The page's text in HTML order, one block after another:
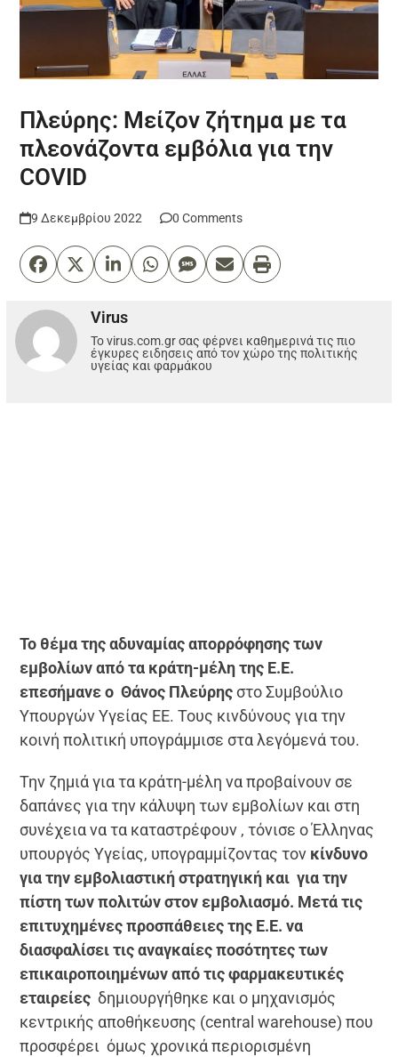
Πλεύρης: Μείζον ζήτημα με τα
πλεονάζοντα εμβόλια για την
COVID
9 Δεκεμβρίου 2022 0 Comments
Virus
Το virus.com.gr σας φέρνει καθημερινά τις πιο
έγκυρες ειδησεις από τον χώρο της πολιτικής
υγείας και φαρμάκου
Το θέμα της αδυναμίας απορρόφησης των
εμβολίων από τα κράτη-μέλη της Ε.Ε.
επεσήμανε ο Θάνος Πλεύρης στο Συμβούλιο
Υπουργών Υγείας ΕΕ. Τους κινδύνους για την
κοινή πολιτική υπογράμμισε στα λεγόμενά του.
Την ζημιά για τα κράτη-μέλη να προβαίνουν σε
δαπάνες για την κάλυψη των εμβολίων και στη
συνέχεια να τα καταστρέφουν , τόνισε ο Έλληνας
υπουργός Υγείας, υπογραμμίζοντας τον κίνδυνο
για την εμβολιαστική στρατηγική και για την
πίστη των πολιτών στον εμβολιασμό. Μετά τις
επιτυχημένες προσπάθειες της Ε.Ε. να
διασφαλίσει τις αναγκαίες ποσότητες των
επικαιροποιημένων από τις φαρμακευτικές
εταιρείες δημιουργήθηκε και ο μηχανισμός
κεντρικής αποθήκευσης (central warehouse) που
προσφέρει όμως χρονικά περιορισμένη